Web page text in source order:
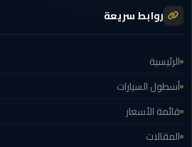
رجال
الاعمال
ليموزين
حدائق
الاهرام
ليموزين
روابط سريعة
الرئيسية
أسطول السيارات
قائمة الأسعار
المقالات